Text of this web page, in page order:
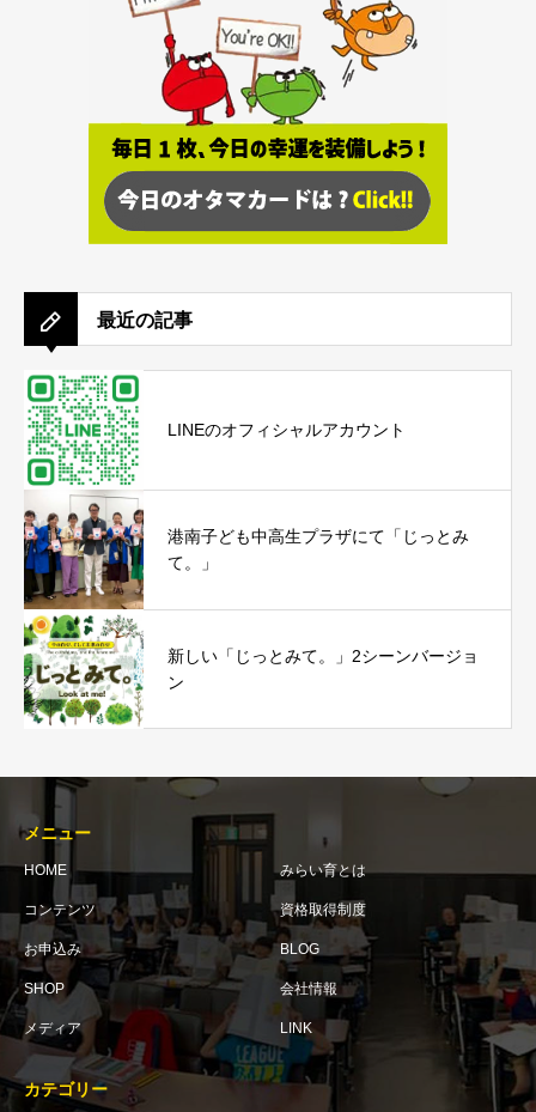
最近の記事
LINEのオフィシャルアカウント
港南子ども中高生プラザにて「じっとみ
て。」
新しい「じっとみて。」2シーンバージョ
ン
メニュー
HOME みらい育とは
コンテンツ 資格取得制度
お申込み BLOG
SHOP 会社情報
メディア LINK
カテゴリー